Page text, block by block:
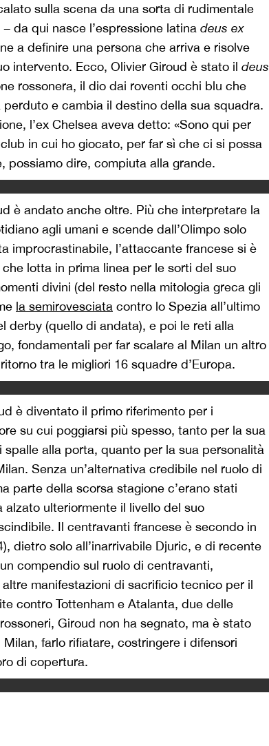
sulla scena da una sorta di rudimentale
– da qui nasce l’espressione latina deus ex
a definire una persona che arriva e risolve
intervento. Ecco, Olivier Giroud è stato il deus
rossonera, il dio dai roventi occhi blu che
e cambia il destino della sua squadra.
l’ex Chelsea aveva detto: «Sono qui per
in cui ho giocato, per far sì che ci si possa
possiamo dire, compiuta alla grande.
è andato anche oltre. Più che interpretare la
agli umani e scende dall’Olimpo solo
improcrastinabile, l’attaccante francese si è
lotta in prima linea per le sorti del suo
divini (del resto nella mitologia greca gli
la semirovesciata contro lo Spezia all’ultimo
derby (quello di andata), e poi le reti alla
fondamentali per far scalare al Milan un altro
tra le migliori 16 squadre d’Europa.
è diventato il primo riferimento per i
su cui poggiarsi più spesso, tanto per la sua
spalle alla porta, quanto per la sua personalità
Senza un’alternativa credibile nel ruolo di
parte della scorsa stagione c’erano stati
ulteriormente il livello del suo
Il centravanti francese è secondo in
dietro solo all’inarrivabile Djuric, e di recente
compendio sul ruolo di centravanti,
manifestazioni di sacrificio tecnico per il
contro Tottenham e Atalanta, due delle
Giroud non ha segnato, ma è stato
farlo rifiatare, costringere i difensori
di copertura.